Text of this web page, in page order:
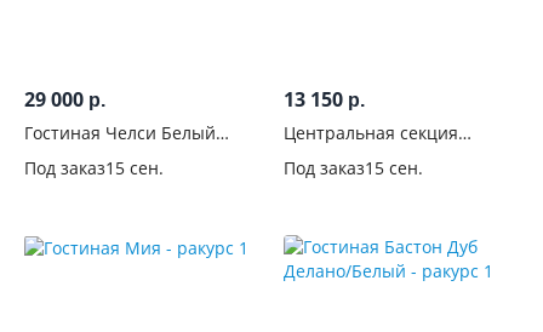
29 000 р.
Гостиная Челси Белый
Под заказ15 сен.
13 150 р.
Центральная секция
Под заказ15 сен.